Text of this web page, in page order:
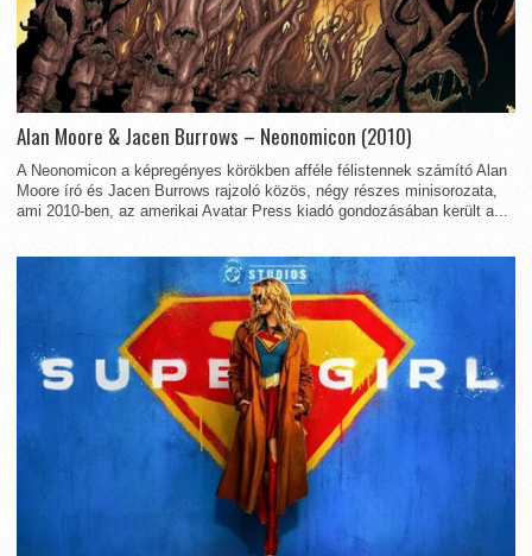
Alan Moore & Jacen Burrows – Neonomicon (2010)
A Neonomicon a képregényes körökben afféle félistennek számító Alan
Moore író és Jacen Burrows rajzoló közös, négy részes minisorozata,
ami 2010-ben, az amerikai Avatar Press kiadó gondozásában került a...